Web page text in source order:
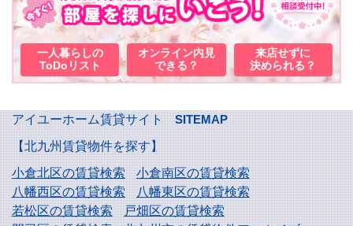
一人暮らしの
ToDoリスト
オンライン内見
できる？
来店せずに
決められる？
アイユーホーム賃貸サイト
SITEMAP
【北九州賃貸物件を探す】
小倉北区の賃貸検索
小倉南区の賃貸検索
八幡西区の賃貸検索
八幡東区の賃貸検索
若松区の賃貸検索
戸畑区の賃貸検索